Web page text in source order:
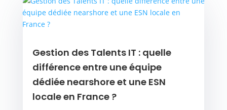
Gestion des Talents IT : quelle
différence entre une équipe
dédiée nearshore et une ESN
locale en France ?